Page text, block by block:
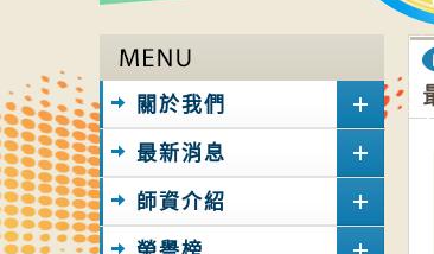
關於我們
最新消息
師資介紹